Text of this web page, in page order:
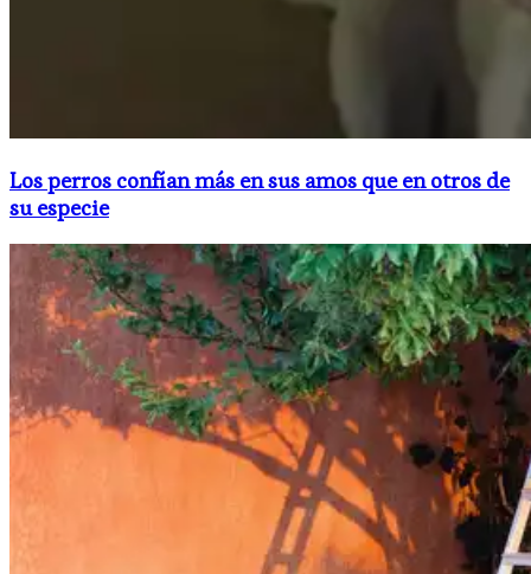
Los perros confían más en sus amos que en otros de
su especie